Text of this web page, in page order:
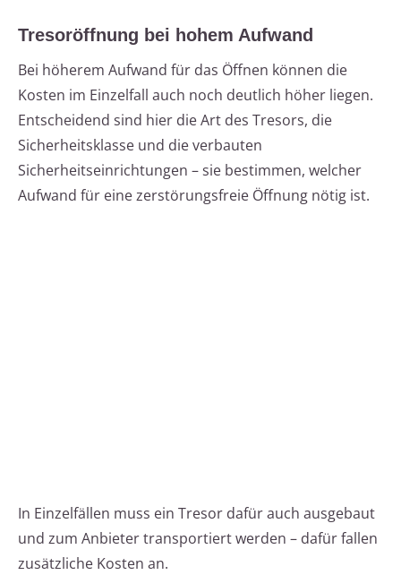
Tresoröffnung bei hohem Aufwand
Bei höherem Aufwand für das Öffnen können die
Kosten im Einzelfall auch noch deutlich höher liegen.
Entscheidend sind hier die Art des Tresors, die
Sicherheitsklasse und die verbauten
Sicherheitseinrichtungen – sie bestimmen, welcher
Aufwand für eine zerstörungsfreie Öffnung nötig ist.
In Einzelfällen muss ein Tresor dafür auch ausgebaut
und zum Anbieter transportiert werden – dafür fallen
zusätzliche Kosten an.